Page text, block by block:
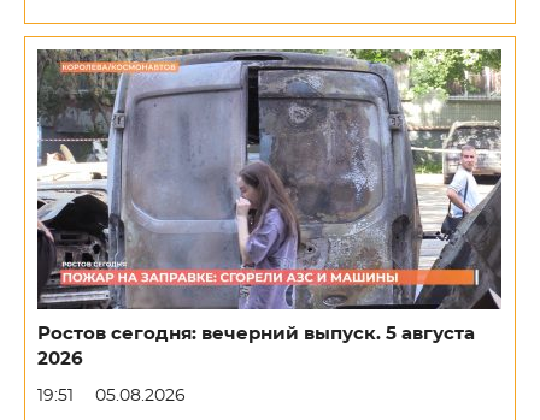
Ростов сегодня: вечерний выпуск. 5 августа
2026
19:51 05.08.2026